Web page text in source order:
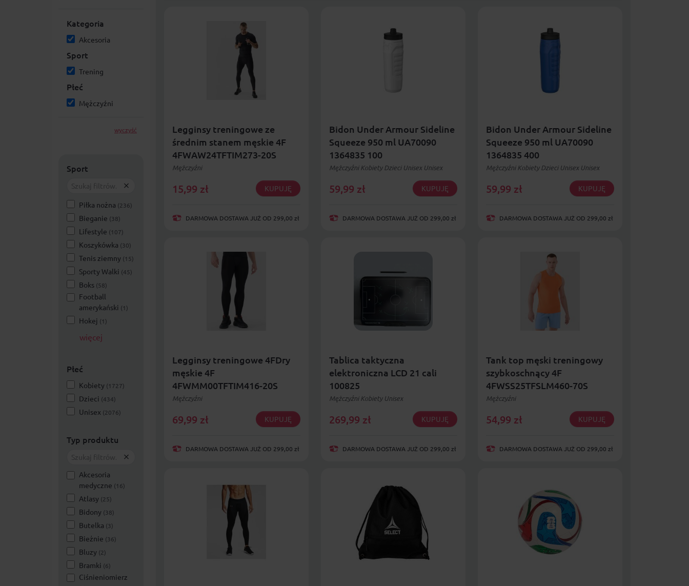
Kategoria
Akcesoria
Sport
Trening
Płeć
Mężczyźni
wyczyść
Sport
Piłka nożna (236)
Bieganie (38)
Lifestyle (107)
Koszykówka (30)
Tenis ziemny (15)
Sporty Walki (45)
Boks (58)
Football
amerykański (1)
Hokej (1)
więcej
Płeć
Kobiety (1727)
Dzieci (434)
Unisex (2076)
Typ produktu
Akcesoria
medyczne (16)
Atlasy (25)
Bidony (38)
Butelka (3)
Bieżnie (36)
Bluzy (2)
Bramki (6)
Ciśnieniomierz
Legginsy treningowe ze
średnim stanem męskie 4F
4FWAW24TFTIM273-20S
Mężczyźni
15,99 zł KUPUJĘ
DARMOWA DOSTAWA JUŻ OD 299,00 zł
Bidon Under Armour Sideline
Squeeze 950 ml UA70090
1364835 100
Mężczyźni Kobiety Dzieci Unisex Unisex
59,99 zł KUPUJĘ
DARMOWA DOSTAWA JUŻ OD 299,00 zł
Bidon Under Armour Sideline
Squeeze 950 ml UA70090
1364835 400
Mężczyźni Kobiety Dzieci Unisex Unisex
59,99 zł KUPUJĘ
DARMOWA DOSTAWA JUŻ OD 299,00 zł
Legginsy treningowe 4FDry
męskie 4F
4FWMM00TFTIM416-20S
Mężczyźni
69,99 zł KUPUJĘ
DARMOWA DOSTAWA JUŻ OD 299,00 zł
Tablica taktyczna
elektroniczna LCD 21 cali
100825
Mężczyźni Kobiety Unisex
269,99 zł KUPUJĘ
DARMOWA DOSTAWA JUŻ OD 299,00 zł
Tank top męski treningowy
szybkoschnący 4F
4FWSS25TFSLM460-70S
Mężczyźni
54,99 zł KUPUJĘ
DARMOWA DOSTAWA JUŻ OD 299,00 zł